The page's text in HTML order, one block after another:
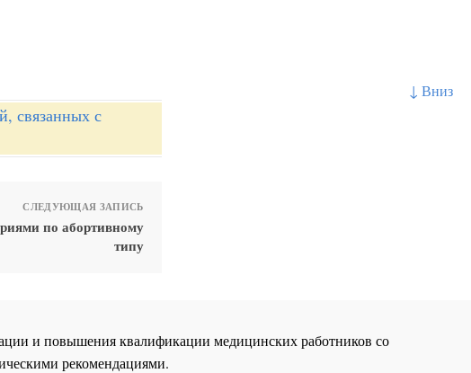
↓ Вниз
связанных с
СЛЕДУЮЩАЯ ЗАПИСЬ
по абортивному
типу
и повышения квалификации медицинских работников со
рекомендациями.